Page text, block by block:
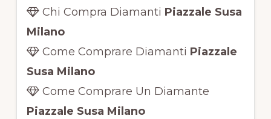
Chi Compra Diamanti Piazzale Susa
Milano
Come Comprare Diamanti Piazzale
Susa Milano
Come Comprare Un Diamante
Piazzale Susa Milano